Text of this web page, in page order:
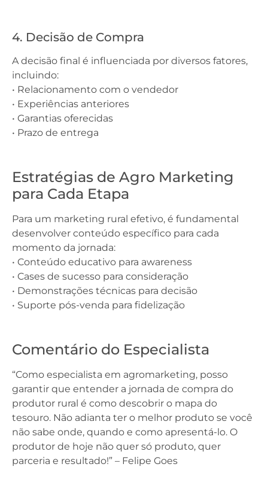
4. Decisão de Compra
A decisão final é influenciada por diversos fatores,
incluindo:
• Relacionamento com o vendedor
• Experiências anteriores
• Garantias oferecidas
• Prazo de entrega
Estratégias de Agro Marketing
para Cada Etapa
Para um marketing rural efetivo, é fundamental
desenvolver conteúdo específico para cada
momento da jornada:
• Conteúdo educativo para awareness
• Cases de sucesso para consideração
• Demonstrações técnicas para decisão
• Suporte pós-venda para fidelização
Comentário do Especialista
“Como especialista em agromarketing, posso
garantir que entender a jornada de compra do
produtor rural é como descobrir o mapa do
tesouro. Não adianta ter o melhor produto se você
não sabe onde, quando e como apresentá-lo. O
produtor de hoje não quer só produto, quer
parceria e resultado!” – Felipe Goes